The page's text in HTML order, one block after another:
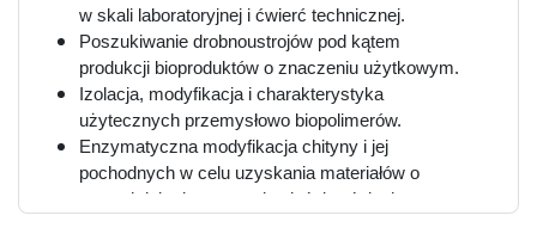
w skali laboratoryjnej i ćwierć technicznej.
Poszukiwanie drobnoustrojów pod kątem
produkcji bioproduktów o znaczeniu użytkowym.
Izolacja, modyfikacja i charakterystyka
użytecznych przemysłowo biopolimerów.
Enzymatyczna modyfikacja chityny i jej
pochodnych w celu uzyskania materiałów o
nowych lub ulepszonych właściwościach